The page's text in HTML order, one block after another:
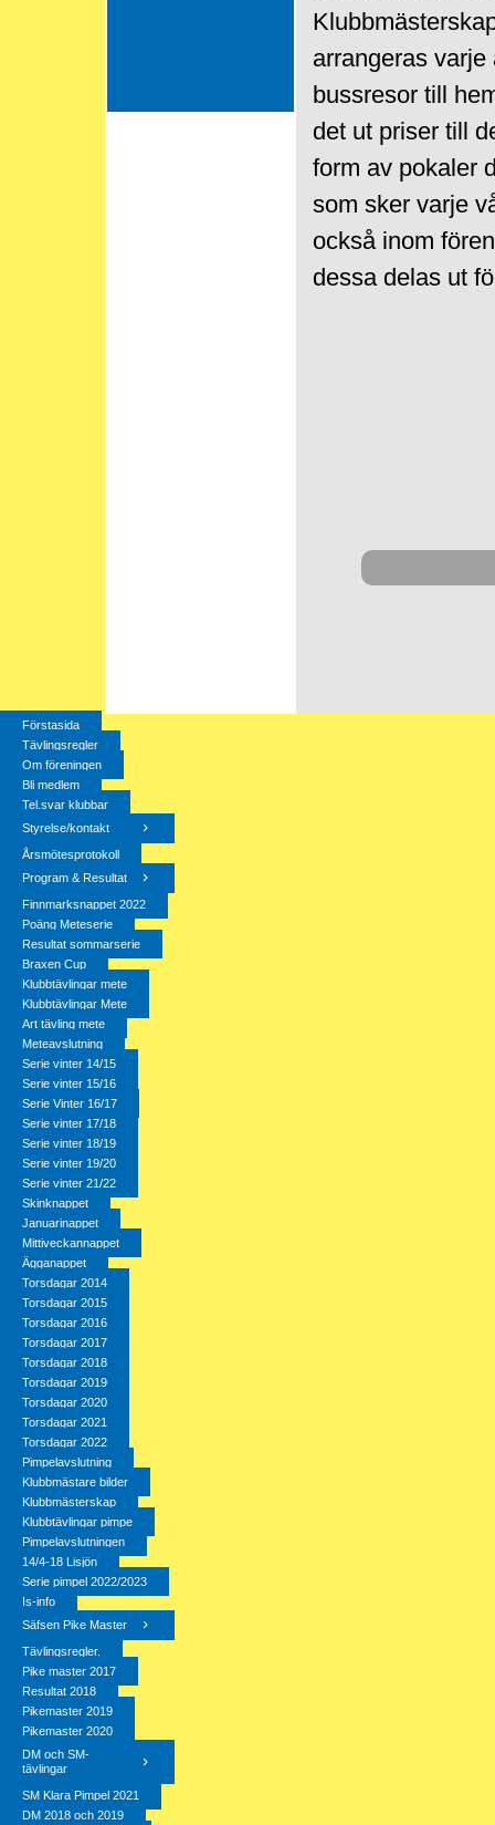
arrangeras
bussresor till
det ut priser till
form av pokaler
som sker varje
också inom
dessa delas ut
Förstasida
Tävlingsregler
Om föreningen
Bli medlem
Tel.svar klubbar
Styrelse/kontakt
Årsmötesprotokoll
Program & Resultat
Finnmarksnappet 2022
Poäng Meteserie
Resultat sommarserie
Braxen Cup
Klubbtävlingar mete
Klubbtävlingar Mete
Art tävling mete
Meteavslutning
Serie vinter 14/15
Serie vinter 15/16
Serie Vinter 16/17
Serie vinter 17/18
Serie vinter 18/19
Serie vinter 19/20
Serie vinter 21/22
Skinknappet
Januarinappet
Mittiveckannappet
Ägganappet
Torsdagar 2014
Torsdagar 2015
Torsdagar 2016
Torsdagar 2017
Torsdagar 2018
Torsdagar 2019
Torsdagar 2020
Torsdagar 2021
Torsdagar 2022
Pimpelavslutning
Klubbmästare bilder
Klubbmästerskap
Klubbtävlingar pimpe
Pimpelavslutningen
14/4-18 Lisjön
Serie pimpel 2022/2023
Is-info
Säfsen Pike Master
Tävlingsregler.
Pike master 2017
Resultat 2018
Pikemaster 2019
Pikemaster 2020
DM och SM-
tävlingar
SM Klara Pimpel 2021
DM 2018 och 2019